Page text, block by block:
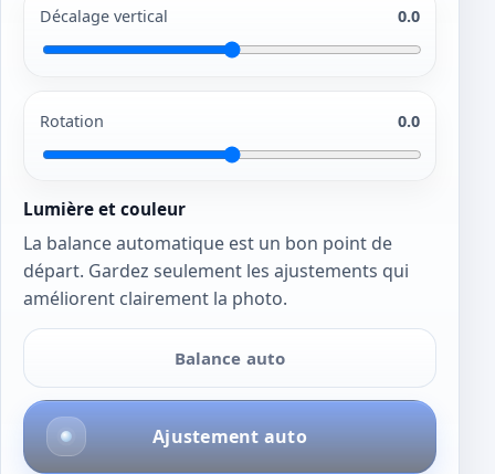
Décalage vertical 0.0
Rotation 0.0
Lumière et couleur
La balance automatique est un bon point de
départ. Gardez seulement les ajustements qui
améliorent clairement la photo.
Balance auto
Ajustement auto